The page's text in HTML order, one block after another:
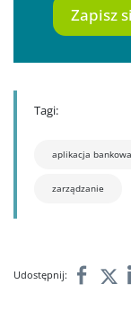
Zapisz
Tagi:
aplikacja bankowa
zarządzanie
Udostępnij: